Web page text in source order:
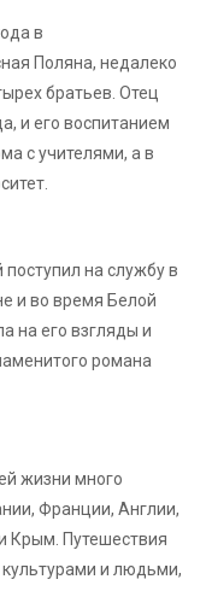
в
Поляна, недалеко
братьев. Отец
и его воспитанием
с учителями, а в
поступил на службу в
и во время Белой
на его взгляды и
романа
жизни много
Франции, Англии,
Крым. Путешествия
и людьми,